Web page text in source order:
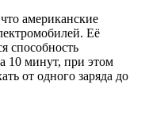
американские
Её
способность
10 минут, при этом
от одного заряда до